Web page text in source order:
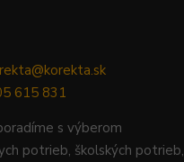
615 831
s výberom
potrieb, školských potrieb,